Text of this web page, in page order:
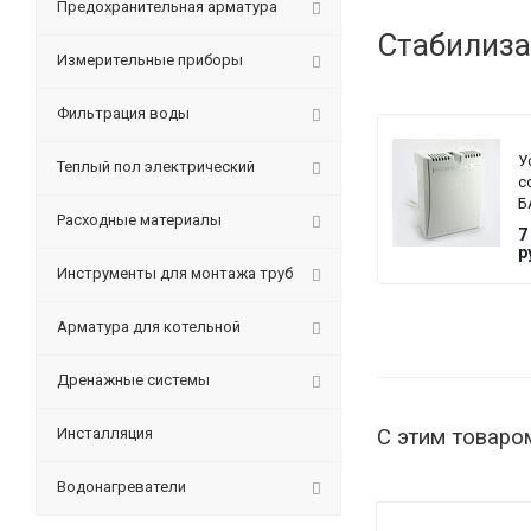
7
С этим
Предохранительная арматура
Измерительные приборы
Фильтрация воды
Теплый пол электрический
Расходные материалы
Инструменты для монтажа труб
Арматура для котельной
Дренажные системы
Инсталляция
Водонагреватели